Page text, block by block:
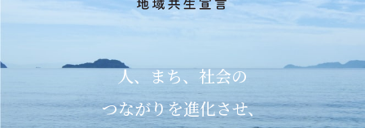
人、まち、社会の
つながりを進化させ、